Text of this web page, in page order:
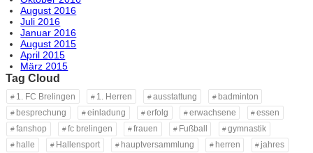
August 2016
Juli 2016
Januar 2016
August 2015
April 2015
März 2015
Tag Cloud
1. FC Brelingen 1. Herren ausstattung
badminton
besprechung
einladung erfolg erwachsene
essen
fanshop
fc brelingen frauen Fußball
gymnastik
halle
Hallensport hauptversammlung herren
jahres